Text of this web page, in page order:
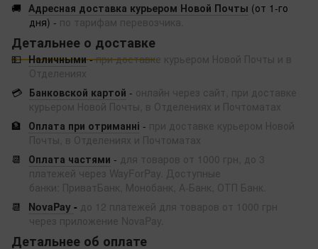
🚚 Адресная доставка курьером Новой Почты (от 1-го
дня) - по тарифам перевозчика.
Детальнее о доставке
💵 Наличными-при доставке курьером Новой Почты и в
Отделениях
💳 Банковской картой - онлайн через сайт, при доставке
курьером Новой Почты, в Отделениях и Почтоматах
🏦
Оплата при отриманні - при доставке курьером Новой
Почты, в Отделениях и Почтоматах
📆
Оплата частями - для товаров от 1000 грн, до 3
платежей через WayForPay. Доступные
банки: ПриватБанк, Монобанк, А-Банк, ОТП Банк.
📆
NovaPay - до 12 платежей для товаров от 1000 грн
через приложение NovaPay.
Детальнее об оплате